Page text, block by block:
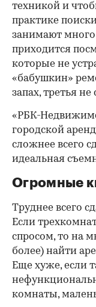
техникой и
практике
занимают
приходится
которые не
«бабушкин»
запах, третья
«РБК-
городской
сложнее всего
идеальная
Огромные
Труднее всего
Если
спросом, то на
более) найти
Еще хуже, если
комнаты,